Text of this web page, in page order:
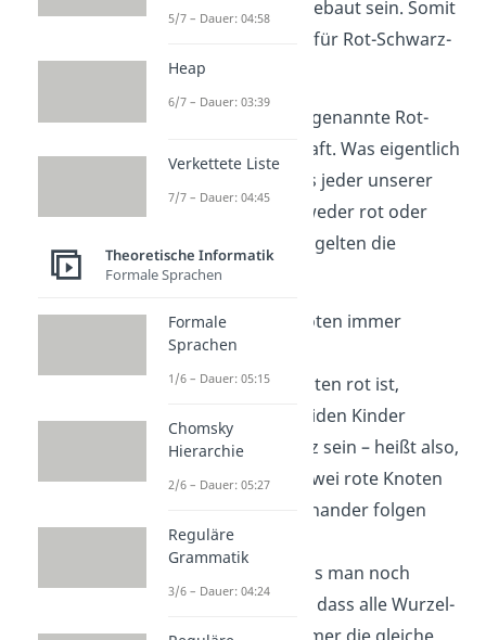
ausgeglichen aufgebaut sein. Somit
gilt dasselbe auch für Rot-Schwarz-
Bäume!
Dafür sorgt die sogenannte Rot-
Schwarz Eigenschaft. Was eigentlich
nur bedeutet, dass jeder unserer
Knoten dabei entweder rot oder
schwarz ist. Dabei gelten die
folgenden Regeln:
Der Wurzelknoten immer
schwarz ist.
Sobald ein Knoten rot ist,
müssen die beiden Kinder
immer schwarz sein – heißt also,
dass niemals zwei rote Knoten
direkt hintereinander folgen
können.
Zusätzlich muss man noch
darauf achten, dass alle Wurzel-
5/7 – Dauer: 04:58
Heap
6/7 – Dauer: 03:39
Verkettete Liste
7/7 – Dauer: 04:45
Theoretische Informatik
Formale Sprachen
Formale
Sprachen
1/6 – Dauer: 05:15
Chomsky
Hierarchie
2/6 – Dauer: 05:27
Reguläre
Grammatik
3/6 – Dauer: 04:24